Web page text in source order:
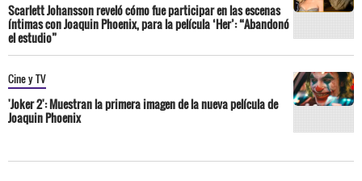
Scarlett Johansson reveló cómo fue participar en las escenas
íntimas con Joaquin Phoenix, para la película ‘Her’: “Abandonó
el estudio”
Cine y TV
'Joker 2': Muestran la primera imagen de la nueva película de
Joaquin Phoenix